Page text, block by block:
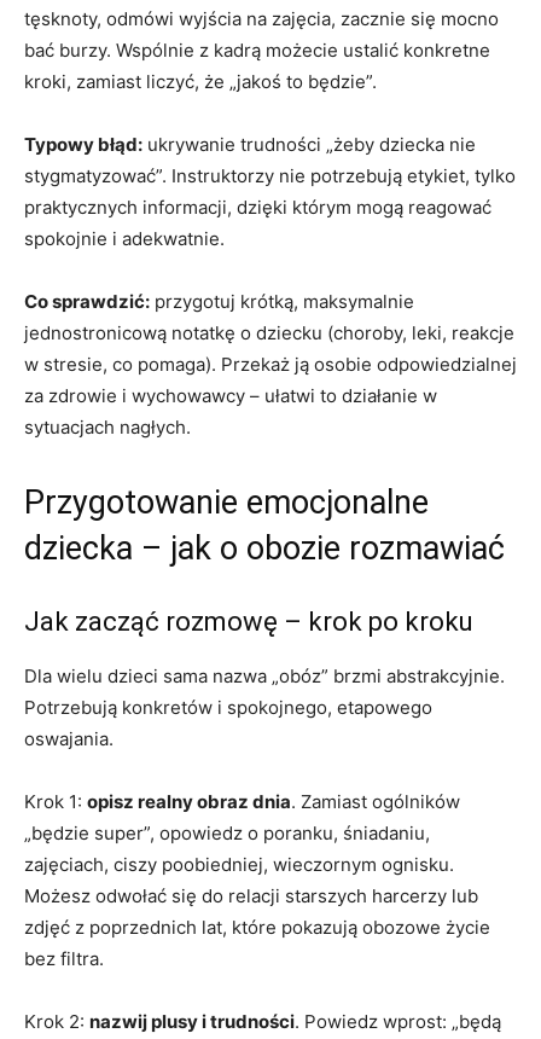
tęsknoty, odmówi wyjścia na zajęcia, zacznie się mocno
bać burzy. Wspólnie z kadrą możecie ustalić konkretne
kroki, zamiast liczyć, że „jakoś to będzie”.
Typowy błąd: ukrywanie trudności „żeby dziecka nie
stygmatyzować”. Instruktorzy nie potrzebują etykiet, tylko
praktycznych informacji, dzięki którym mogą reagować
spokojnie i adekwatnie.
Co sprawdzić: przygotuj krótką, maksymalnie
jednostronicową notatkę o dziecku (choroby, leki, reakcje
w stresie, co pomaga). Przekaż ją osobie odpowiedzialnej
za zdrowie i wychowawcy – ułatwi to działanie w
sytuacjach nagłych.
Przygotowanie emocjonalne
dziecka – jak o obozie rozmawiać
Jak zacząć rozmowę – krok po kroku
Dla wielu dzieci sama nazwa „obóz” brzmi abstrakcyjnie.
Potrzebują konkretów i spokojnego, etapowego
oswajania.
Krok 1: opisz realny obraz dnia. Zamiast ogólników
„będzie super”, opowiedz o poranku, śniadaniu,
zajęciach, ciszy poobiedniej, wieczornym ognisku.
Możesz odwołać się do relacji starszych harcerzy lub
zdjęć z poprzednich lat, które pokazują obozowe życie
bez filtra.
Krok 2: nazwij plusy i trudności. Powiedz wprost: „będą